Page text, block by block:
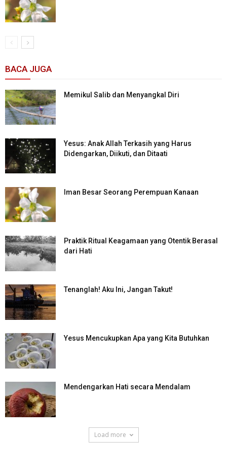
BACA JUGA
Memikul Salib dan Menyangkal Diri
Yesus: Anak Allah Terkasih yang Harus
Didengarkan, Diikuti, dan Ditaati
Iman Besar Seorang Perempuan Kanaan
Praktik Ritual Keagamaan yang Otentik Berasal
dari Hati
Tenanglah! Aku Ini, Jangan Takut!
Yesus Mencukupkan Apa yang Kita Butuhkan
Mendengarkan Hati secara Mendalam
Load more